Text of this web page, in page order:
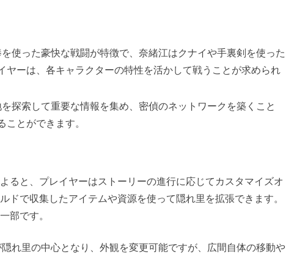
使った豪快な戦闘が特徴で、奈緒江はクナイや手裏剣を使った
ヤーは、各キャラクターの特性を活かして戦うことが求められ
探索して重要な情報を集め、密偵のネットワークを築くこと
ことができます。
ると、プレイヤーはストーリーの進行に応じてカスタマイズオ
ドで収集したアイテムや資源を使って隠れ里を拡張できます。
部です。
れ里の中心となり、外観を変更可能ですが、広間自体の移動や